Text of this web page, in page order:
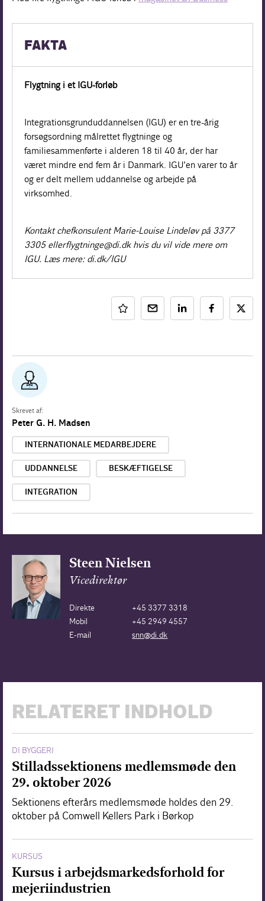
FAKTA
Flygtning i et IGU-forløb
Integrationsgrunduddannelsen (IGU) er en tre-årig
forsøgsordning målrettet flygtninge og
familiesammenførte i alderen 18 til 40 år, der har
været mindre end fem år i Danmark. IGU’en varer to år
og er delt mellem uddannelse og arbejde på
virksomhed.
Kontakt chefkonsulent Marie-­Louise Lindeløv på 3377
3305 eller flygtninge@di.dk hvis du vil vide mere om
IGU. Læs mere: di.dk/IGU
Skrevet af:
Peter G. H. Madsen
INTERNATIONALE MEDARBEJDERE
UDDANNELSE BESKÆFTIGELSE
INTEGRATION
Steen Nielsen
Vicedirektør
Direkte
+45 3377 3318
Mobil
+45 2949 4557
E-mail
snn@di.dk
RELATERET INDHOLD
DI BYGGERI
Stilladssektionens medlemsmøde den
29. oktober 2026
Sektionens efterårs medlemsmøde holdes den 29.
oktober på Comwell Kellers Park i Børkop
KURSUS
Kursus i arbejdsmarkedsforhold for
mejeriindustrien